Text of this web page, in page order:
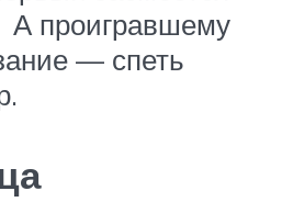
А проигравшему
— спеть